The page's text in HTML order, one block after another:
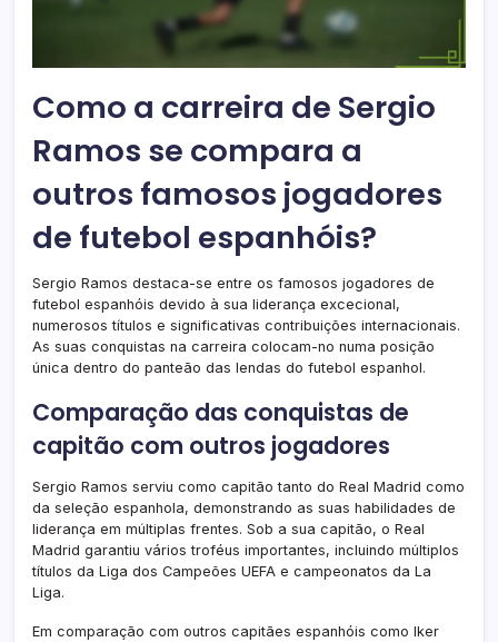
Como a carreira de Sergio
Ramos se compara a
outros famosos jogadores
de futebol espanhóis?
Sergio Ramos destaca-se entre os famosos jogadores de
futebol espanhóis devido à sua liderança excecional,
numerosos títulos e significativas contribuições internacionais.
As suas conquistas na carreira colocam-no numa posição
única dentro do panteão das lendas do futebol espanhol.
Comparação das conquistas de
capitão com outros jogadores
Sergio Ramos serviu como capitão tanto do Real Madrid como
da seleção espanhola, demonstrando as suas habilidades de
liderança em múltiplas frentes. Sob a sua capitão, o Real
Madrid garantiu vários troféus importantes, incluindo múltiplos
títulos da Liga dos Campeões UEFA e campeonatos da La
Liga.
Em comparação com outros capitães espanhóis como Iker